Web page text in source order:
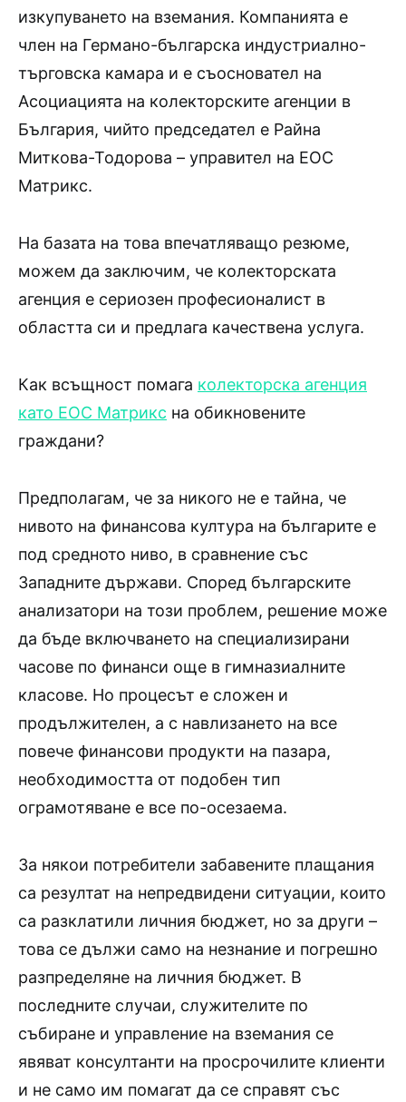
изкупуването на вземания. Компанията е
член на Германо-българска индустриално-
търговска камара и е съосновател на
Асоциацията на колекторските агенции в
България, чийто председател е Райна
Миткова-Тодорова – управител на ЕОС
Матрикс.
На базата на това впечатляващо резюме,
можем да заключим, че колекторската
агенция е сериозен професионалист в
областта си и предлага качествена услуга.
Как всъщност помага колекторска агенция
като ЕОС Матрикс на обикновените
граждани?
Предполагам, че за никого не е тайна, че
нивото на финансова култура на българите е
под средното ниво, в сравнение със
Западните държави. Според българските
анализатори на този проблем, решение може
да бъде включването на специализирани
часове по финанси още в гимназиалните
класове. Но процесът е сложен и
продължителен, а с навлизането на все
повече финансови продукти на пазара,
необходимостта от подобен тип
ограмотяване е все по-осезаема.
За някои потребители забавените плащания
са резултат на непредвидени ситуации, които
са разклатили личния бюджет, но за други –
това се дължи само на незнание и погрешно
разпределяне на личния бюджет. В
последните случаи, служителите по
събиране и управление на вземания се
явяват консултанти на просрочилите клиенти
и не само им помагат да се справят със